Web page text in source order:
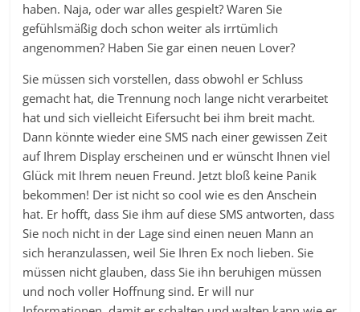
haben. Naja, oder war alles gespielt? Waren Sie
gefühlsmäßig doch schon weiter als irrtümlich
angenommen? Haben Sie gar einen neuen Lover?
Sie müssen sich vorstellen, dass obwohl er Schluss
gemacht hat, die Trennung noch lange nicht verarbeitet
hat und sich vielleicht Eifersucht bei ihm breit macht.
Dann könnte wieder eine SMS nach einer gewissen Zeit
auf Ihrem Display erscheinen und er wünscht Ihnen viel
Glück mit Ihrem neuen Freund. Jetzt bloß keine Panik
bekommen! Der ist nicht so cool wie es den Anschein
hat. Er hofft, dass Sie ihm auf diese SMS antworten, dass
Sie noch nicht in der Lage sind einen neuen Mann an
sich heranzulassen, weil Sie Ihren Ex noch lieben. Sie
müssen nicht glauben, dass Sie ihn beruhigen müssen
und noch voller Hoffnung sind. Er will nur